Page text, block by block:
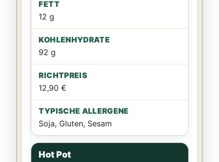
12 g
92 g
12,90 €
Soja, Gluten, Sesam
Hot Pot